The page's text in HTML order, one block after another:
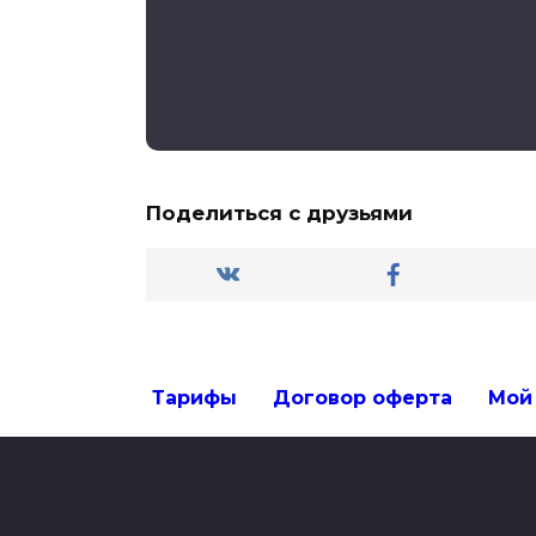
Поделиться с друзьями
Тарифы Договор оферта Мой